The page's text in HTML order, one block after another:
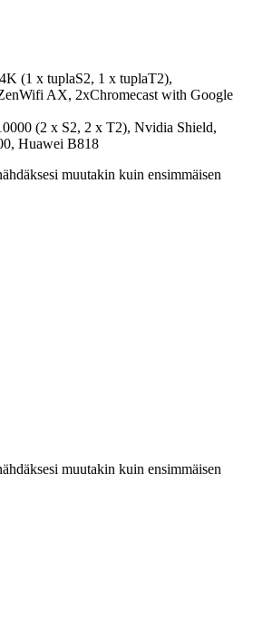
(1 x tuplaS2, 1 x tuplaT2),
AX, 2xChromecast with Google
(2 x S2, 2 x T2), Nvidia Shield,
Huawei B818
muutakin kuin ensimmäisen
muutakin kuin ensimmäisen